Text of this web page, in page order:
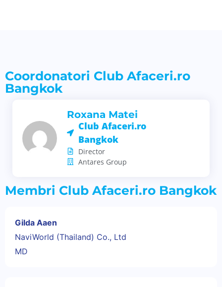
Coordonatori Club Afaceri.ro
Bangkok
Roxana Matei
Club Afaceri.ro
Bangkok
Director
Antares Group
Membri Club Afaceri.ro Bangkok
Gilda Aaen
NaviWorld (Thailand) Co., Ltd
MD